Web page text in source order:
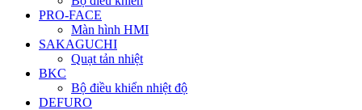
PRO-FACE
Màn hình HMI
SAKAGUCHI
Quạt tản nhiệt
BKC
Bộ điều khiển nhiệt độ
DEFURO